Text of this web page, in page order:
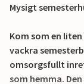
Mysigt
Kom som en
vackra
omsorgsfullt
som hemma.